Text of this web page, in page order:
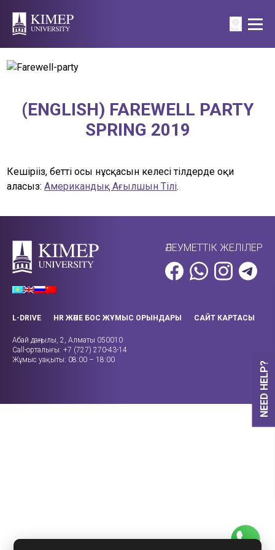
NEED HELP?
(ENGLISH) FAREWELL PARTY
SPRING 2019
Кешіріңіз, беттің осы нұсқасын келесі тілдерде оқи
аласыз:Американдық Ағылшын Тілі.
ӘЛЕУМЕТТІК ЖЕЛІЛЕР
L-DRIVE HR ЖӘНЕ БОС ЖҰМЫС ОРЫНДАРЫ САЙТ КАРТАСЫ
Абай даңғылы, 2, Алматы 050010
Call-орталығы: +7 (727) 270-43-14
Жұмыс уақыты: 08:00 – 18:00